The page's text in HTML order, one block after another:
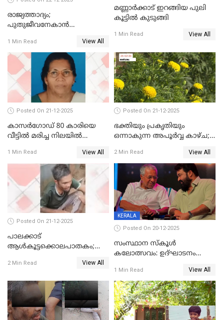
രാജ്യത്താദ്യം;
പുതുജീവനേകാൻ
എറണാകുളം സർക്കാർ
ജനറൽ
ആശുപത്രിയിലെത്തിച്ചു
1 Min Read View All
മണ്ണാർക്കാട് ഇറങ്ങിയ പുലി
കൂട്ടിൽ കുടുങ്ങി
1 Min Read View All
Posted On 21-12-2025
കാസർഗോഡ് 80 കാരിയെ
വീട്ടിൽ മരിച്ച നിലയിൽ
1 Min Read View All
Posted On 21-12-2025
ഭക്തിയും പ്രകൃതിയും
ഒന്നാകുന്ന അപൂര്‍വ്വ കാഴ്ച;
കാഴ്ചാനുഭവമൊരുക്കി
ശബരീ നന്ദനം
2 Min Read View All
Posted On 21-12-2025
പാലക്കാട്‌
ആൾകൂട്ടക്കൊലപാതകം;
ഊർജ്ജിതമാക്കിമാക്കി
2 Min Read View All
KERALA
Posted On 20-12-2025
സംസ്ഥാന സ്കൂൾ
കലോത്സവം: ഉദ്ഘാടനം
മുഖ്യാതിഥിയായി
മോഹൻലാൽ
1 Min Read View All